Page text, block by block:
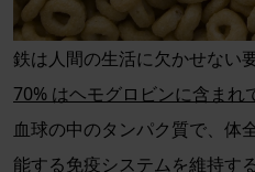
鉄は人間の生活に欠かせない
70% はヘモグロビンに含まれ
血球の中のタンパク質で、体
能する免疫システムを維持す